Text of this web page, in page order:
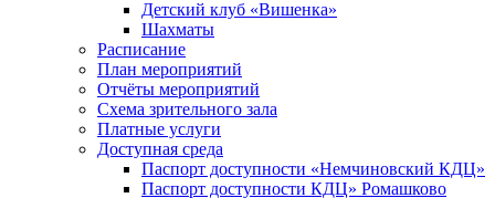
Детский клуб «Вишенка»
Шахматы
Расписание
План мероприятий
Отчёты мероприятий
Схема зрительного зала
Платные услуги
Доступная среда
Паспорт доступности «Немчиновский КДЦ»
Паспорт доступности КДЦ» Ромашково